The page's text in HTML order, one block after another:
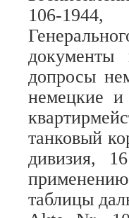
106-1944,
документы
допросы
немецкие
танковый
дивизия,
таблицы